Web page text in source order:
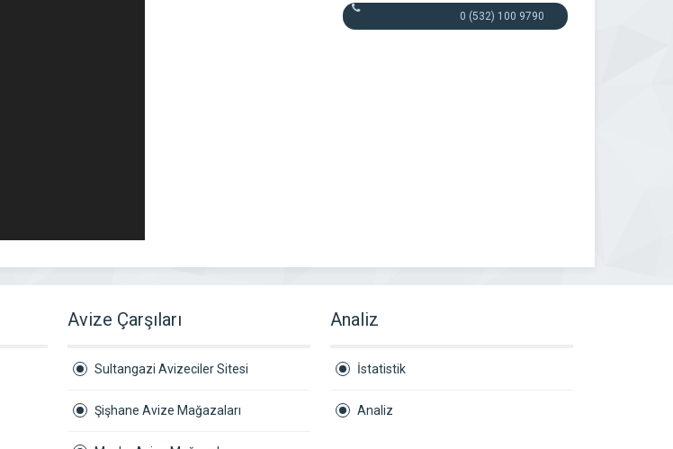
0 (532) 100 9790
Avize Çarşıları
Sultangazi Avizeciler Sitesi
Şişhane Avize Mağazaları
Analiz
İstatistik
Analiz